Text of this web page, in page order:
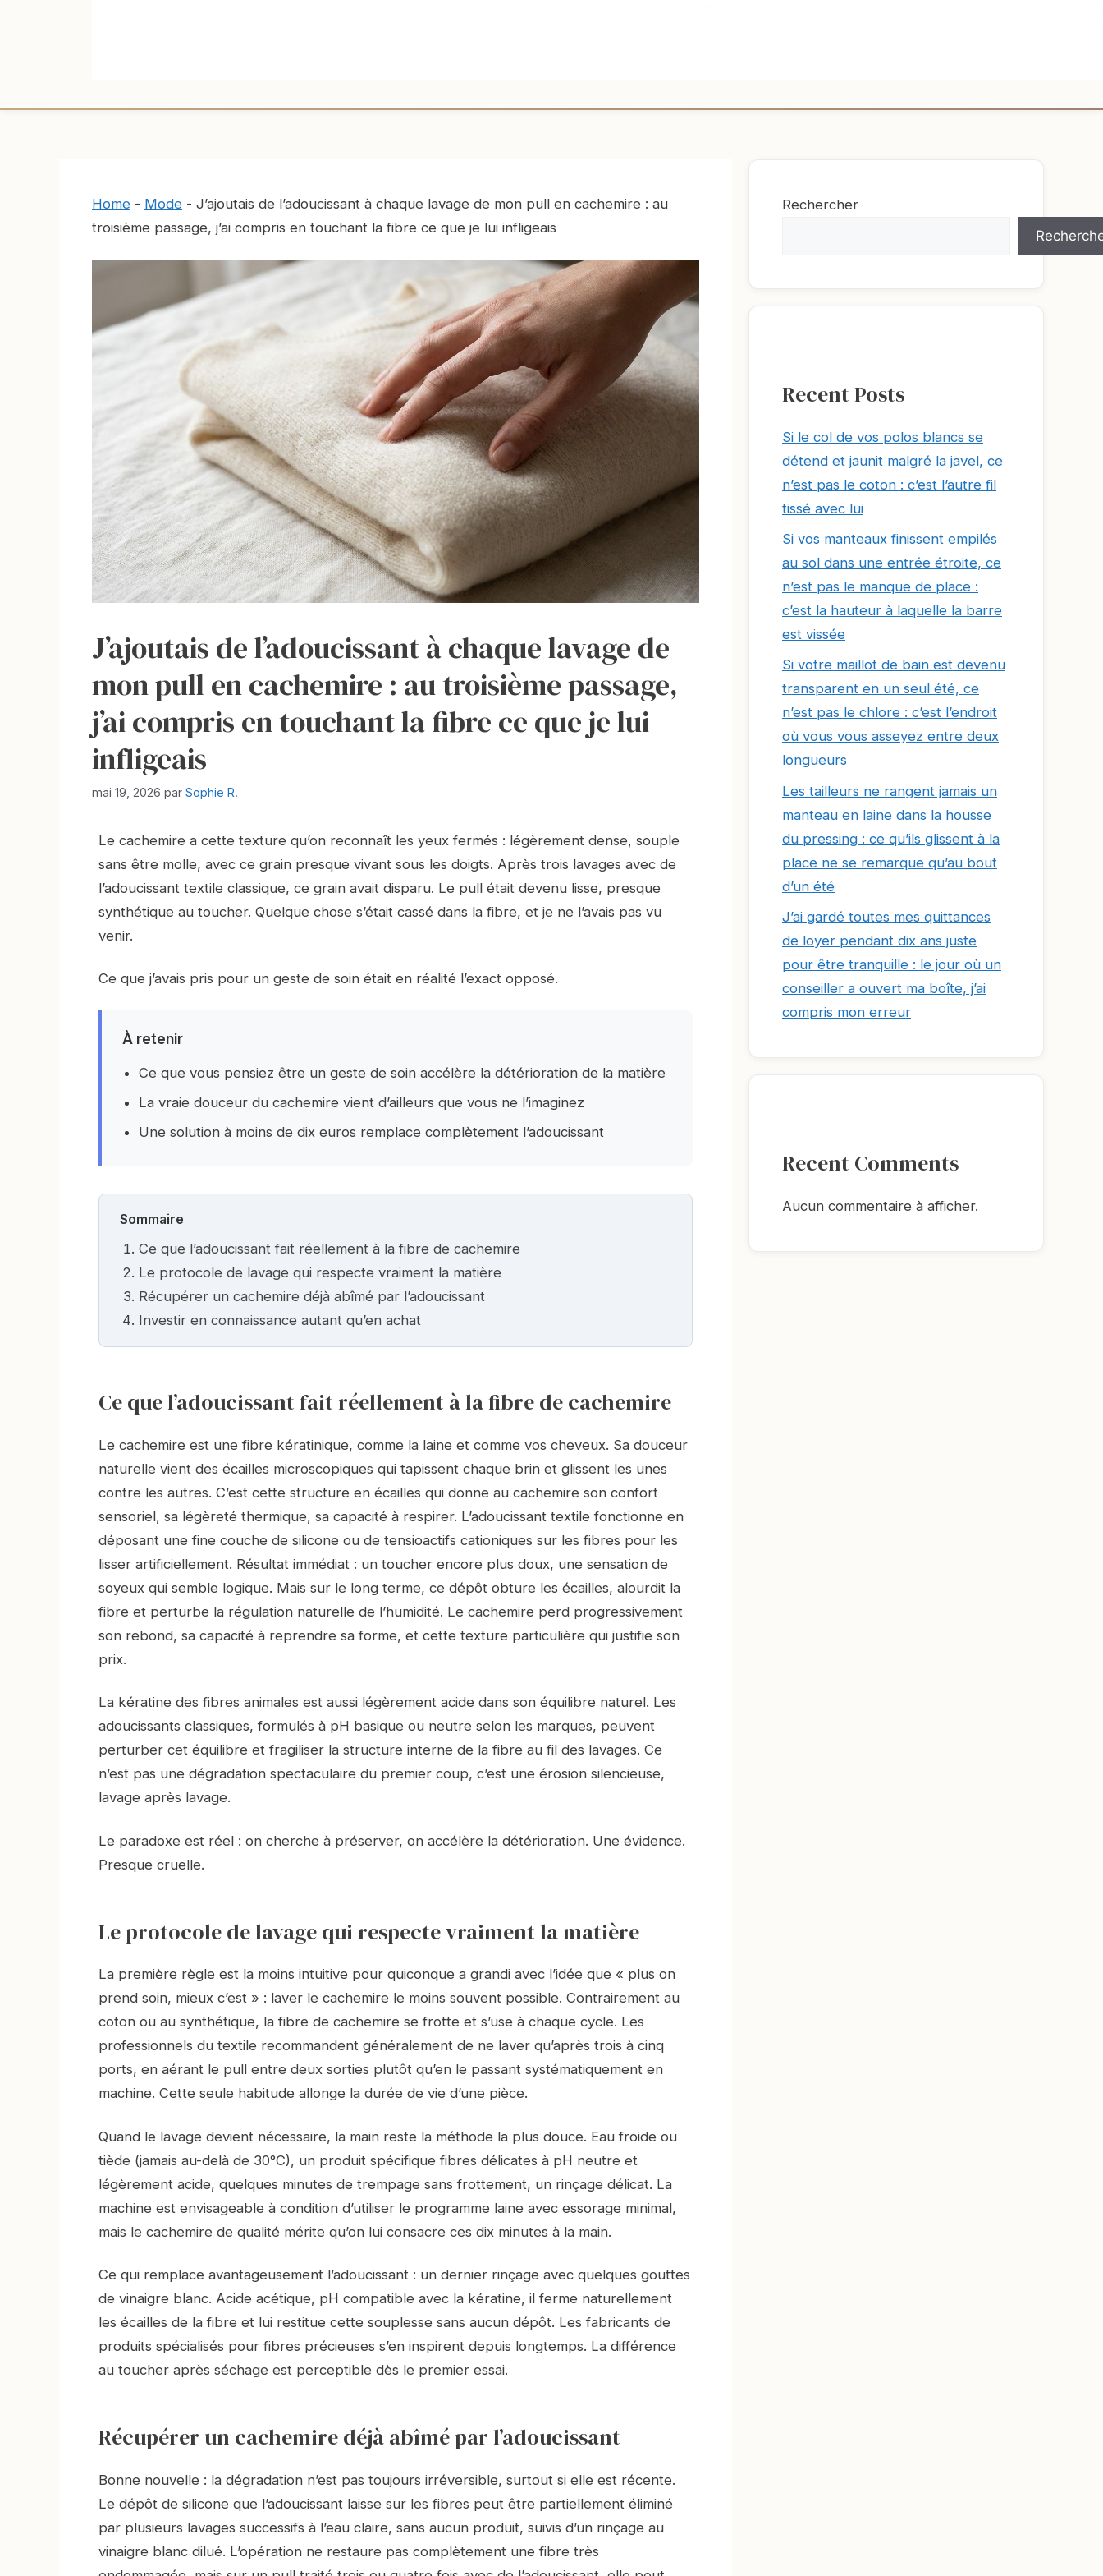
Home - Mode - J’ajoutais de l’adoucissant à chaque lavage de mon pull en cachemire : au
troisième passage, j’ai compris en touchant la fibre ce que je lui infligeais
J’ajoutais de l’adoucissant à chaque lavage de
mon pull en cachemire : au troisième passage,
j’ai compris en touchant la fibre ce que je lui
infligeais
mai 19, 2026 par Sophie R.
Le cachemire a cette texture qu’on reconnaît les yeux fermés : légèrement dense, souple
sans être molle, avec ce grain presque vivant sous les doigts. Après trois lavages avec de
l’adoucissant textile classique, ce grain avait disparu. Le pull était devenu lisse, presque
synthétique au toucher. Quelque chose s’était cassé dans la fibre, et je ne l’avais pas vu
venir.
Ce que j’avais pris pour un geste de soin était en réalité l’exact opposé.
À retenir
Ce que vous pensiez être un geste de soin accélère la détérioration de la matière
La vraie douceur du cachemire vient d’ailleurs que vous ne l’imaginez
Une solution à moins de dix euros remplace complètement l’adoucissant
Sommaire
Ce que l’adoucissant fait réellement à la fibre de cachemire
Le protocole de lavage qui respecte vraiment la matière
Récupérer un cachemire déjà abîmé par l’adoucissant
Investir en connaissance autant qu’en achat
Ce que l’adoucissant fait réellement à la fibre de cachemire
Le cachemire est une fibre kératinique, comme la laine et comme vos cheveux. Sa douceur
naturelle vient des écailles microscopiques qui tapissent chaque brin et glissent les unes
contre les autres. C’est cette structure en écailles qui donne au cachemire son confort
sensoriel, sa légèreté thermique, sa capacité à respirer. L’adoucissant textile fonctionne en
déposant une fine couche de silicone ou de tensioactifs cationiques sur les fibres pour les
lisser artificiellement. Résultat immédiat : un toucher encore plus doux, une sensation de
soyeux qui semble logique. Mais sur le long terme, ce dépôt obture les écailles, alourdit la
fibre et perturbe la régulation naturelle de l’humidité. Le cachemire perd progressivement
son rebond, sa capacité à reprendre sa forme, et cette texture particulière qui justifie son
prix.
La kératine des fibres animales est aussi légèrement acide dans son équilibre naturel. Les
adoucissants classiques, formulés à pH basique ou neutre selon les marques, peuvent
perturber cet équilibre et fragiliser la structure interne de la fibre au fil des lavages. Ce
n’est pas une dégradation spectaculaire du premier coup, c’est une érosion silencieuse,
lavage après lavage.
Le paradoxe est réel : on cherche à préserver, on accélère la détérioration. Une évidence.
Presque cruelle.
Le protocole de lavage qui respecte vraiment la matière
La première règle est la moins intuitive pour quiconque a grandi avec l’idée que « plus on
prend soin, mieux c’est » : laver le cachemire le moins souvent possible. Contrairement au
coton ou au synthétique, la fibre de cachemire se frotte et s’use à chaque cycle. Les
professionnels du textile recommandent généralement de ne laver qu’après trois à cinq
ports, en aérant le pull entre deux sorties plutôt qu’en le passant systématiquement en
machine. Cette seule habitude allonge la durée de vie d’une pièce.
Quand le lavage devient nécessaire, la main reste la méthode la plus douce. Eau froide ou
tiède (jamais au-delà de 30°C), un produit spécifique fibres délicates à pH neutre et
légèrement acide, quelques minutes de trempage sans frottement, un rinçage délicat. La
machine est envisageable à condition d’utiliser le programme laine avec essorage minimal,
mais le cachemire de qualité mérite qu’on lui consacre ces dix minutes à la main.
Ce qui remplace avantageusement l’adoucissant : un dernier rinçage avec quelques gouttes
de vinaigre blanc. Acide acétique, pH compatible avec la kératine, il ferme naturellement
les écailles de la fibre et lui restitue cette souplesse sans aucun dépôt. Les fabricants de
produits spécialisés pour fibres précieuses s’en inspirent depuis longtemps. La différence
au toucher après séchage est perceptible dès le premier essai.
Récupérer un cachemire déjà abîmé par l’adoucissant
Bonne nouvelle : la dégradation n’est pas toujours irréversible, surtout si elle est récente.
Le dépôt de silicone que l’adoucissant laisse sur les fibres peut être partiellement éliminé
par plusieurs lavages successifs à l’eau claire, sans aucun produit, suivis d’un rinçage au
vinaigre blanc dilué. L’opération ne restaure pas complètement une fibre très
Rechercher
Recent Posts
Si le col de vos polos blancs se
détend et jaunit malgré la javel, ce
n’est pas le coton : c’est l’autre fil
tissé avec lui
Si vos manteaux finissent empilés
au sol dans une entrée étroite, ce
n’est pas le manque de place :
c’est la hauteur à laquelle la barre
est vissée
Si votre maillot de bain est devenu
transparent en un seul été, ce
n’est pas le chlore : c’est l’endroit
où vous vous asseyez entre deux
longueurs
Les tailleurs ne rangent jamais un
manteau en laine dans la housse
du pressing : ce qu’ils glissent à la
place ne se remarque qu’au bout
d’un été
J’ai gardé toutes mes quittances
de loyer pendant dix ans juste
pour être tranquille : le jour où un
conseiller a ouvert ma boîte, j’ai
compris mon erreur
Recent Comments
Aucun commentaire à afficher.